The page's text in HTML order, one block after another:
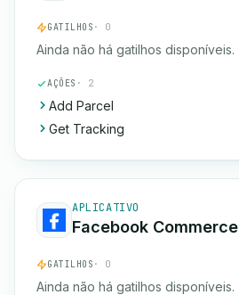
GATILHOS · 0
Ainda não há gatilhos disponíveis.
AÇÕES · 2
Add Parcel
Get Tracking
APLICATIVO
Facebook Commerce
GATILHOS · 0
Ainda não há gatilhos disponíveis.